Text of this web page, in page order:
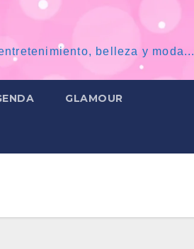
belleza y moda...
GLAMOUR